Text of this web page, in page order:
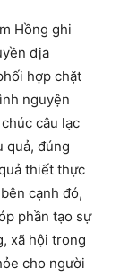
Hồng ghi
địa
hợp chặt
nguyện
câu lạc
quả, đúng
thiết thực
cạnh đó,
phần tạo sự
xã hội trong
cho người